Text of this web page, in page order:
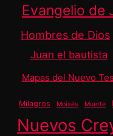
Evangelio de
Hombres de Dios
Juan el bautista
Mapas del Nuevo
Milagros Moisés Muerte
Nuevos